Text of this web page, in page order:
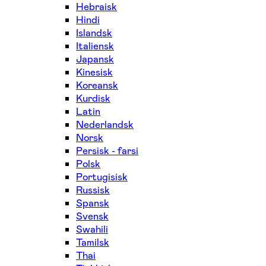
Hebraisk
Hindi
Islandsk
Italiensk
Japansk
Kinesisk
Koreansk
Kurdisk
Latin
Nederlandsk
Norsk
Persisk - farsi
Polsk
Portugisisk
Russisk
Spansk
Svensk
Swahili
Tamilsk
Thai